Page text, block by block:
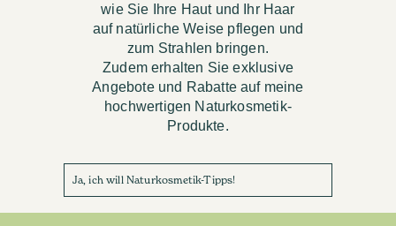
wie Sie Ihre Haut und Ihr Haar
auf natürliche Weise pflegen und
zum Strahlen bringen.
Zudem erhalten Sie exklusive
Angebote und Rabatte auf meine
hochwertigen Naturkosmetik-
Produkte.
Ja, ich will Naturkosmetik-Tipps!